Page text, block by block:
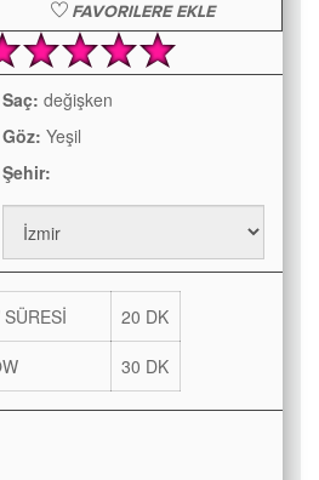
FAVORILERE EKLE
Saç: değişken
Göz: Yeşil
Şehir:
20 DK
30 DK